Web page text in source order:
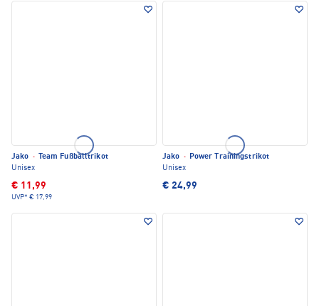
Jako ·
Team Fußballtrikot
Unisex
€ 11,99
UVP* € 17,99
Jako · Power Trainingstrikot
Unisex
€ 24,99